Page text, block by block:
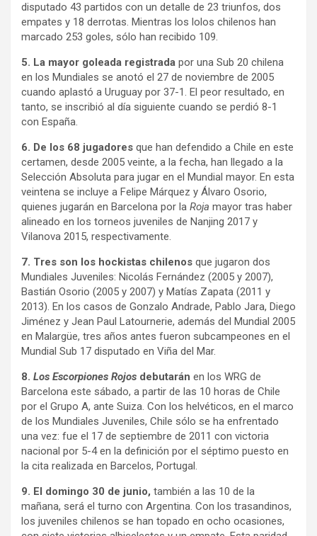
disputado 43 partidos con un detalle de 23 triunfos, dos
empates y 18 derrotas. Mientras los lolos chilenos han
marcado 253 goles, sólo han recibido 109.
5. La mayor goleada registrada por una Sub 20 chilena
en los Mundiales se anotó el 27 de noviembre de 2005
cuando aplastó a Uruguay por 37-1. El peor resultado, en
tanto, se inscribió al día siguiente cuando se perdió 8-1
con España.
6. De los 68 jugadores que han defendido a Chile en este
certamen, desde 2005 veinte, a la fecha, han llegado a la
Selección Absoluta para jugar en el Mundial mayor. En esta
veintena se incluye a Felipe Márquez y Álvaro Osorio,
quienes jugarán en Barcelona por la Roja mayor tras haber
alineado en los torneos juveniles de Nanjing 2017 y
Vilanova 2015, respectivamente.
7. Tres son los hockistas chilenos que jugaron dos
Mundiales Juveniles: Nicolás Fernández (2005 y 2007),
Bastián Osorio (2005 y 2007) y Matías Zapata (2011 y
2013). En los casos de Gonzalo Andrade, Pablo Jara, Diego
Jiménez y Jean Paul Latournerie, además del Mundial 2005
en Malargüe, tres años antes fueron subcampeones en el
Mundial Sub 17 disputado en Viña del Mar.
8. Los Escorpiones Rojos debutarán en los WRG de
Barcelona este sábado, a partir de las 10 horas de Chile
por el Grupo A, ante Suiza. Con los helvéticos, en el marco
de los Mundiales Juveniles, Chile sólo se ha enfrentado
una vez: fue el 17 de septiembre de 2011 con victoria
nacional por 5-4 en la definición por el séptimo puesto en
la cita realizada en Barcelos, Portugal.
9. El domingo 30 de junio, también a las 10 de la
mañana, será el turno con Argentina. Con los trasandinos,
los juveniles chilenos se han topado en ocho ocasiones,